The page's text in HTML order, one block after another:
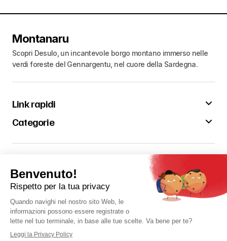
Montanaru
Scopri Desulo, un incantevole borgo montano immerso nelle
verdi foreste del Gennargentu, nel cuore della Sardegna.
Link rapidi
Categorie
Contattaci
Contattaci
Seguici